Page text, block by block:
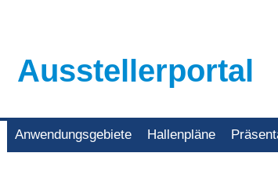
Ausstellerportal
Anwendungsgebiete Hallenpläne